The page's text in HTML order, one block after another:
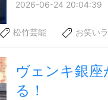
2026-06-24 20:04:39
松竹芸能 お笑い
ヴェンキ銀座
る！